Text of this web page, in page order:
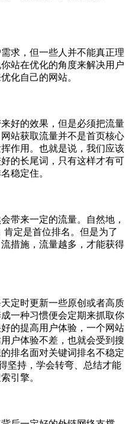
求，但一些人并不能真正理
站在优化的角度来解决用户
化自己的网站。
好的效果，但是必须把流量
站获取流量并不是首页核心
作用。也就是说，我们应该
的长尾词，只有这样才有可
稳定住。
带来一定的流量。自然地，
肯定是首位排名。但是为了
措施，流量越多，才能获得
定时更新一些原创或者高质
一种习惯便会定期来抓取你
的提高用户体验，一个网站
户体验不差，也就会受到搜
排名面对关键词排名不稳定
坚持，学会转弯、总结才能
引擎。